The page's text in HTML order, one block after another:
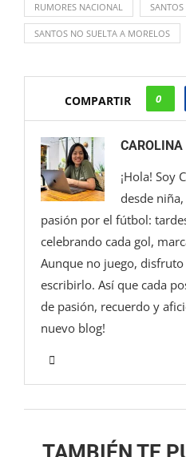
RUMORES NACIONAL SANTOS
SANTOS NO SUELTA A MORELOS
COMPARTIR 0
¡Hola! Soy
desde
pasión por el fútbol:
celebrando cada gol,
Aunque no juego,
escribirlo. Así que cada
de pasión, recuerdo y
nuevo blog!